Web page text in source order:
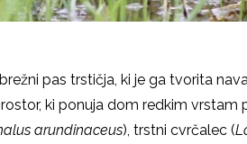
pas trstičja, ki je ga tvorita
ki ponuja dom redkim vrstam
arundinaceus), trstni cvrčalec (